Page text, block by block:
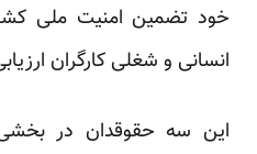
خود تضمین امنیت ملی
انسانی و شغلی کارگران
این سه حقوقدان در بخشی